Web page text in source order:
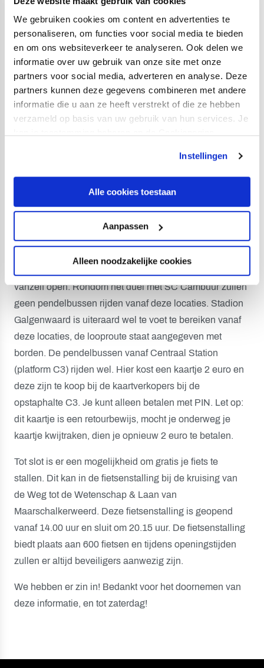
We gebruiken cookies om content en advertenties te
personaliseren, om functies voor social media te bieden
en om ons websiteverkeer te analyseren. Ook delen we
informatie over uw gebruik van onze site met onze
partners voor social media, adverteren en analyse. Deze
partners kunnen deze gegevens combineren met andere
informatie die u aan ze heeft verstrekt of die ze hebben
verzameld op basis van uw gebruik van hun services. Je
Instellingen
Alle cookies toestaan
Aanpassen
Alleen noodzakelijke cookies
tribunes, en ook niet bij/in toiletten, horecapunten,
trappen, businessruimtes, loges en skyboxen. Buiten het
stadion mag wel gerookt worden.
Vervoersinformatie
Er geldt rondom de competitiewedstrijd tegen SC
Cambuur andere vervoersinformatie dan te doen
P2, P2A en P3. Het is alleen nog mogelijk om een
parkeerkaart voor P3 aan te schaffen, dat kanHIER.
Voor het duel met SC Cambuur zijn parkeertickets voor
P3 afgeprijsd naar 10 euro.
Het is ook mogelijk om gratis te parkeren op de
vanzelf open. Rondom het duel met SC Cambuur zullen
geen pendelbussen rijden vanaf deze locaties. Stadion
Galgenwaard is uiteraard wel te voet te bereiken vanaf
deze locaties, de looproute staat aangegeven met
borden. De pendelbussen vanaf Centraal Station
(platform C3) rijden wel. Hier kost een kaartje 2 euro en
deze zijn te koop bij de kaartverkopers bij de
opstaphalte C3. Je kunt alleen betalen met PIN. Let op:
dit kaartje is een retourbewijs, mocht je onderweg je
kaartje kwijtraken, dien je opnieuw 2 euro te betalen.
Tot slot is er een mogelijkheid om gratis je fiets te
stallen. Dit kan in de fietsenstalling bij de kruising van
de Weg tot de Wetenschap & Laan van
Maarschalkerweerd. Deze fietsenstalling is geopend
vanaf 14.00 uur en sluit om 20.15 uur. De fietsenstalling
biedt plaats aan 600 fietsen en tijdens openingstijden
zullen er altijd beveiligers aanwezig zijn.
We hebben er zin in! Bedankt voor het doornemen van
deze informatie, en tot zaterdag!